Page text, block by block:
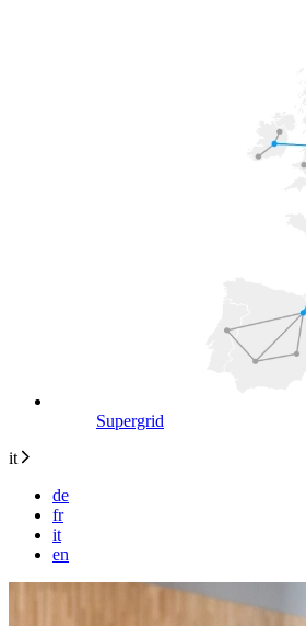
Supergrid
it
de
fr
it
en